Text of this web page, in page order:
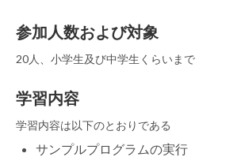
参加人数および対象
20人、小学生及び中学生くらいまで
学習内容
学習内容は以下のとおりである
サンプルプログラムの実行